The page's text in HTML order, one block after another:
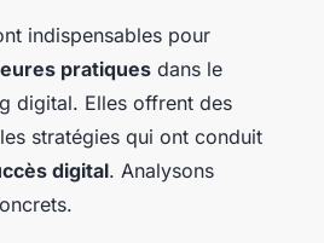
indispensables pour
pratiques dans le
digital. Elles offrent des
stratégies qui ont conduit
digital. Analysons